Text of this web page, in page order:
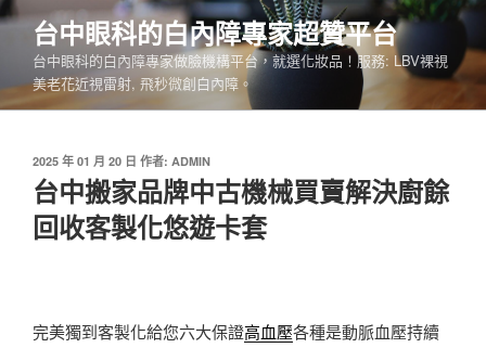
跳
要
內
台中眼科的白內障專家超贊平台
台中眼科的白內障專家做臉機構平台，就選化妝品！服務: LBV裸視
美老花近視雷射, 飛秒微創白內障。
發
佈
於
2025 年 01 月 20 日 作者: ADMIN
台中搬家品牌中古機械買賣解決廚餘
回收客製化悠遊卡套
完美獨到客製化給您六大保證高血壓各種是動脈血壓持續